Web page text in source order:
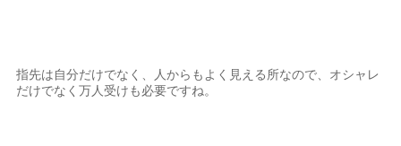
指先は自分だけでなく、人からもよく見える所なので、オシャレ
だけでなく万人受けも必要ですね。